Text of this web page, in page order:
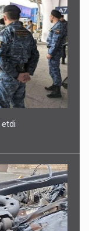
etdi